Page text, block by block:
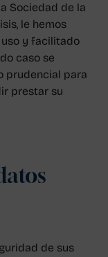
Sociedad de la
le hemos
y facilitado
caso se
prudencial para
prestar su
de sus